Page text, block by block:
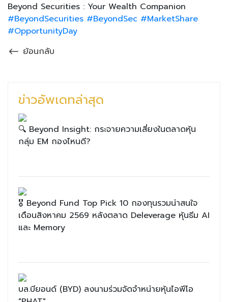
Beyond Securities : Your Wealth Companion
#BeyondSecurities #BeyondSec #MarketShare
#OpportunityDay
ย้อนกลับ
ข่าวอัพเดทล่าสุด
🔍 Beyond Insight: กระจายความเสี่ยงในตลาดหุ้น
กลุ่ม EM กองไหนดี?
🎖 Beyond Fund Top Pick 10 กองทุนรวมน่าสนใจ
เดือนสิงหาคม 2569 หลังตลาด Deleverage หุ้นธีม AI
และ Memory
บล.บียอนด์ (BYD) ลงนามร่วมจัดจำหน่ายหุ้นไอพีโอ